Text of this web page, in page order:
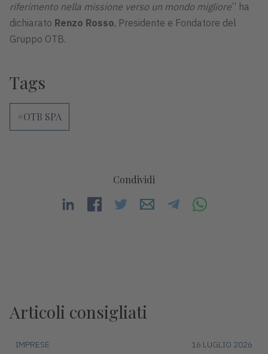
riferimento nella missione verso un mondo migliore” ha
dichiarato Renzo Rosso, Presidente e Fondatore del
Gruppo OTB.
Tags
#OTB SPA
Condividi
Articoli consigliati
IMPRESE 16 LUGLIO 2026